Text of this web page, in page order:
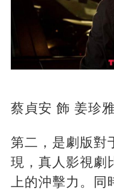
蔡貞安 飾 姜珍
第二，是劇版對
現，真人影視劇
上的沖擊力。